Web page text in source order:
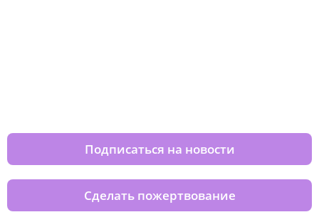
Подписаться на новости
Сделать пожертвование